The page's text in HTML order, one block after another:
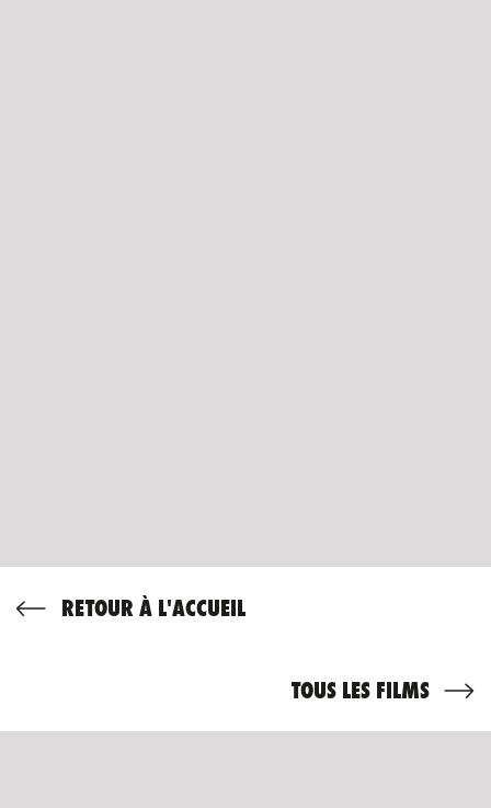
RETOUR À L'ACCUEIL
TOUS LES FILMS